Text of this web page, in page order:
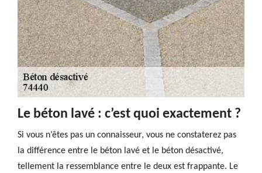
Le béton lavé : c’est quoi exactement ?
Si vous n’êtes pas un connaisseur, vous ne constaterez pas
la différence entre le béton lavé et le béton désactivé,
tellement la ressemblance entre le deux est frappante. Le